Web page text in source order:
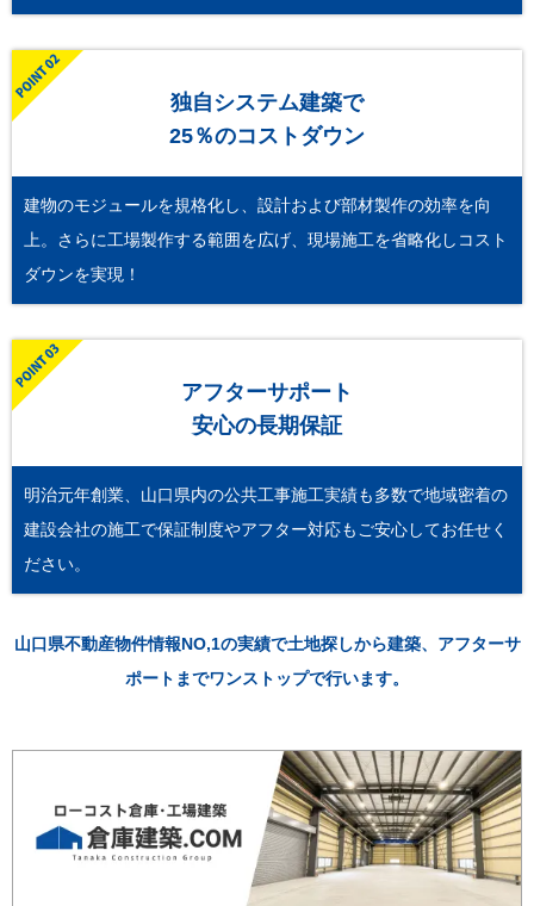
独自システム建築で
25％のコストダウン
建物のモジュールを規格化し、設計および部材製作の効率を向
上。さらに工場製作する範囲を広げ、現場施工を省略化しコスト
ダウンを実現！
アフターサポート
安心の長期保証
明治元年創業、山口県内の公共工事施工実績も多数で地域密着の
建設会社の施工で保証制度やアフター対応もご安心してお任せく
ださい。
山口県不動産物件情報NO,1の実績で土地探しから建築、アフターサ
ポートまでワンストップで行います。